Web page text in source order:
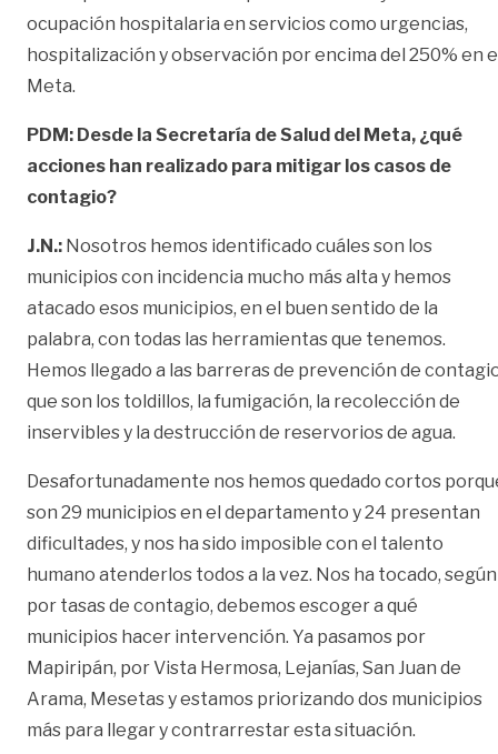
ocupación hospitalaria en servicios como urgencias,
hospitalización y observación por encima del 250% en
Meta.
PDM: Desde la Secretaría de Salud del Meta, ¿qué
acciones han realizado para mitigar los casos de
contagio?
J.N.: Nosotros hemos identificado cuáles son los
municipios con incidencia mucho más alta y hemos
atacado esos municipios, en el buen sentido de la
palabra, con todas las herramientas que tenemos.
Hemos llegado a las barreras de prevención de
que son los toldillos, la fumigación, la recolección de
inservibles y la destrucción de reservorios de agua.
Desafortunadamente nos hemos quedado cortos
son 29 municipios en el departamento y 24 presentan
dificultades, y nos ha sido imposible con el talento
humano atenderlos todos a la vez. Nos ha tocado, según
por tasas de contagio, debemos escoger a qué
municipios hacer intervención. Ya pasamos por
Mapiripán, por Vista Hermosa, Lejanías, San Juan de
Arama, Mesetas y estamos priorizando dos municipios
más para llegar y contrarrestar esta situación.